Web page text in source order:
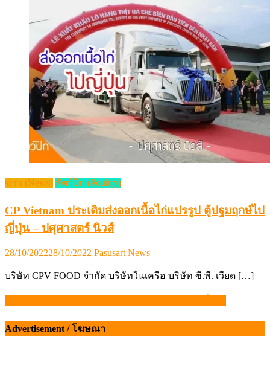
ข่าว (News) สัตว์ปีก (Poultry)
CP Vietnam ประเดิมส่งออกเนื้อไก่แปรรูป ตู้ปฐมฤกษ์ไป
ญี่ปุ่น – ปศุศาสตร์ นิวส์
Posted
28/10/202228/10/2022 Author
Pasusart News
บริษัท CPV FOOD จำกัด บริษัทในเครือ บริษัท ซี.พี. เวียด […]
แนะแนว
เรื่อง
Advertisement / โฆษณา